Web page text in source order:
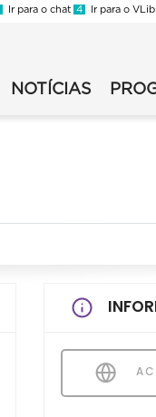
Ir para o chat 4 Ir para o
NOTÍCIAS